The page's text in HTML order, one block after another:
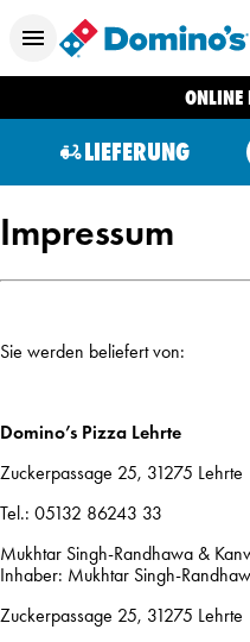
ONLINE
LIEFERUNG
Impressum
Sie werden beliefert von:
Domino’s Pizza Lehrte
Zuckerpassage 25, 31275 Lehrte
Tel.: 05132 86243 33
Mukhtar Singh-Randhawa &
Inhaber: Mukhtar Singh-
Zuckerpassage 25, 31275 Lehrte